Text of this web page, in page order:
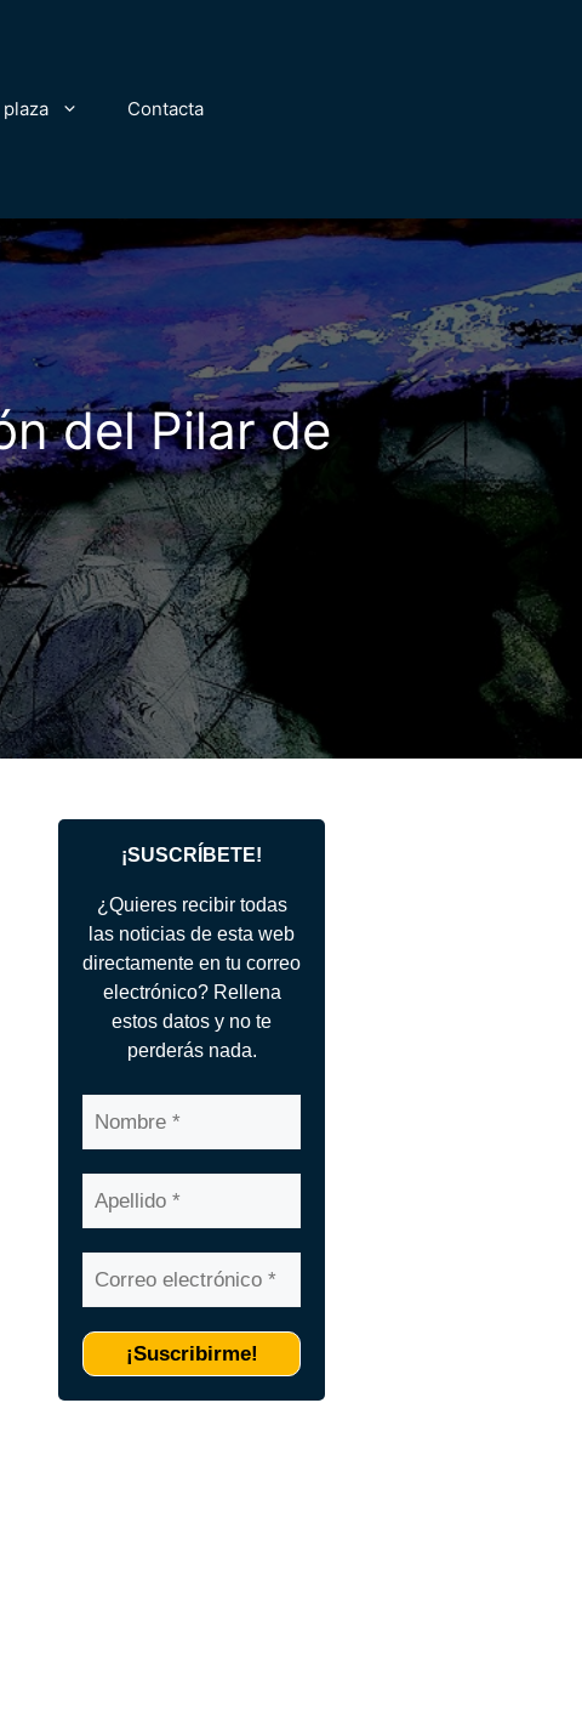
Contacta
del Pilar de
¡SUSCRÍBETE!
¿Quieres recibir todas
las noticias de esta web
directamente en tu correo
electrónico? Rellena
estos datos y no te
perderás nada.